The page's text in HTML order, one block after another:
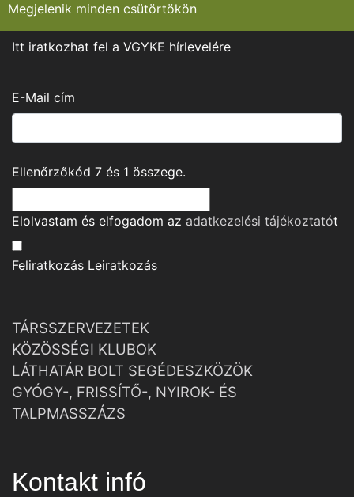
Megjelenik minden csütörtökön
Itt iratkozhat fel a VGYKE hírlevelére
E-Mail cím
Ellenőrzőkód 7 és 1 összege.
Elolvastam és elfogadom az adatkezelési tájékoztatót
Feliratkozás Leiratkozás
TÁRSSZERVEZETEK
KÖZÖSSÉGI KLUBOK
LÁTHATÁR BOLT SEGÉDESZKÖZÖK
GYÓGY-, FRISSÍTŐ-, NYIROK- ÉS
TALPMASSZÁZS
Kontakt infó